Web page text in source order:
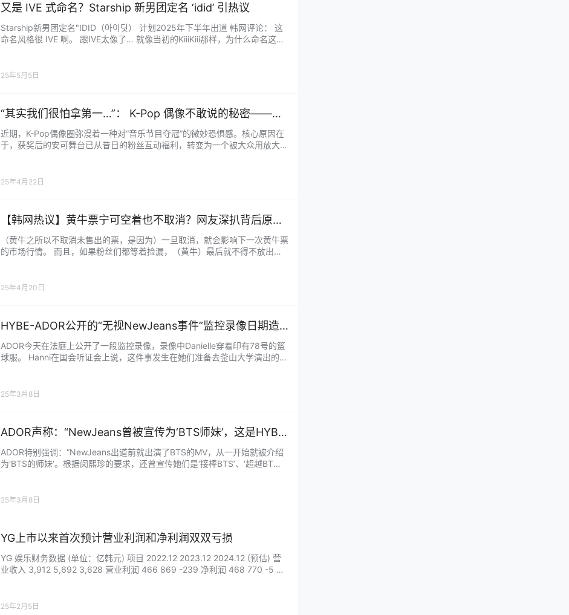
又是 IVE 式命名？Starship 新男团定名 ‘idid’ 引热议
Starship新男团定名"IDID（아이딧） 计划2025年下半年出道 韩网评论： 这
命名风格很 IVE 啊。 跟IVE太像了… 就像当初的KiiiKiii那样，为什么命名这么
全走这种（命名）路线了呢。 跟 IVE 起得这么像，感觉真心…...
25年5月5日
“其实我们很怕拿第一…”： K-Pop 偶像不敢说的秘密——安
可舞台压力锅
近期，K-Pop偶像圈弥漫着一种对“音乐节目夺冠”的微妙恐惧感。核心原因在
于，获奖后的安可舞台已从昔日的粉丝互动福利，转变为一个被大众用放大镜
个团队实力的质疑，这对新人而言尤其致命，甚至关乎其演艺生涯的存续。
25年4月22日
【韩网热议】黄牛票宁可空着也不取消？网友深扒背后原
因：太离谱了…
（黄牛之所以不取消未售出的票，是因为）一旦取消，就会影响下一次黄牛票
的市场行情。 而且，如果粉丝们都等着捡漏，（黄牛）最后就不得不放出原
说了，光靠卖那些前排好位置的黄牛票，一张就能赚个几十万甚至几百万韩
25年4月20日
HYBE-ADOR公开的“无视NewJeans事件”监控录像日期造
假证据
ADOR今天在法庭上公开了一段监控录像，录像中Danielle穿着印有78号的篮
球服。 Hanni在国会听证会上说，这件事发生在她们准备去釜山大学演出的那
一眼就能看出不是数字78，而且这件衣服是短袖，不是监控里的背心。 那么
25年3月8日
ADOR声称：“NewJeans曾被宣传为‘BTS师妹’，这是HYBE
唯一这么做的案例”
ADOR特别强调：“NewJeans出道前就出演了BTS的MV，从一开始就被介绍
为‘BTS的师妹’。根据闵熙珍的要求，还曾宣传她们是‘接棒BTS’、‘超越BT
宁凯，清爽魅力十足！ BTS师弟团即将到来！Big Hit明年推出新男团 TXT
25年3月8日
YG上市以来首次预计营业利润和净利润双双亏损
YG 娱乐财务数据 (单位：亿韩元) 项目 2022.12 2023.12 2024.12 (预估) 营
业收入 3,912 5,692 3,628 营业利润 466 869 -239 净利润 468 770 -5 归
25年2月5日